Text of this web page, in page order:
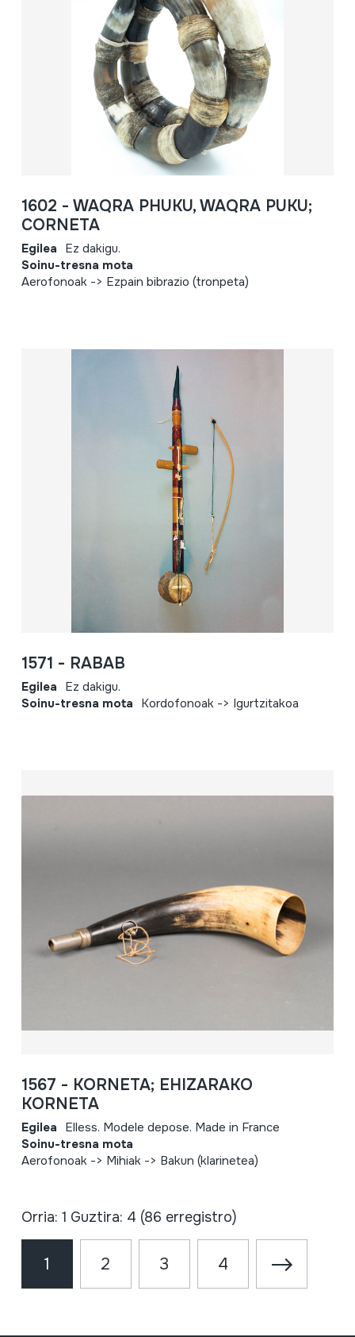
1602 - WAQRA PHUKU, WAQRA PUKU;
CORNETA
Egilea Ez dakigu.
Soinu-tresna mota
Aerofonoak -> Ezpain bibrazio (tronpeta)
1571 - RABAB
Egilea Ez dakigu.
Soinu-tresna mota Kordofonoak -> Igurtzitakoa
1567 - KORNETA; EHIZARAKO
KORNETA
Egilea Elless. Modele depose. Made in France
Soinu-tresna mota
Aerofonoak -> Mihiak -> Bakun (klarinetea)
Orria: 1 Guztira: 4 (86 erregistro)
1 2 3 4